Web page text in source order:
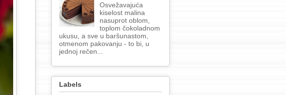
Osvežavajuća
kiselost malina
nasuprot oblom,
toplom čokoladnom
ukusu, a sve u baršunastom,
otmenom pakovanju - to bi, u
jednoj rečen...
Labels